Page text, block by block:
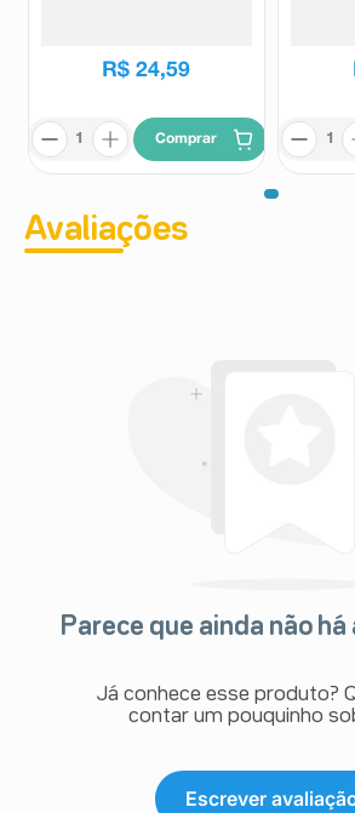
R$ 24,59
Comprar
Avaliações
Parece que ainda não há
Já conhece esse produto?
contar um pouquinho
Escrever